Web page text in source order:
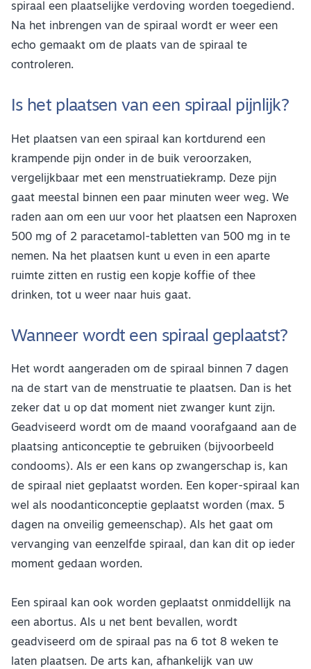
spiraal een plaatselijke verdoving worden toegediend.
Na het inbrengen van de spiraal wordt er weer een
echo gemaakt om de plaats van de spiraal te
controleren.
Is het plaatsen van een spiraal pijnlijk?
Het plaatsen van een spiraal kan kortdurend een
krampende pijn onder in de buik veroorzaken,
vergelijkbaar met een menstruatiekramp. Deze pijn
gaat meestal binnen een paar minuten weer weg. We
raden aan om een uur voor het plaatsen een Naproxen
500 mg of 2 paracetamol-tabletten van 500 mg in te
nemen. Na het plaatsen kunt u even in een aparte
ruimte zitten en rustig een kopje koffie of thee
drinken, tot u weer naar huis gaat.
Wanneer wordt een spiraal geplaatst?
Het wordt aangeraden om de spiraal binnen 7 dagen
na de start van de menstruatie te plaatsen. Dan is het
zeker dat u op dat moment niet zwanger kunt zijn.
Geadviseerd wordt om de maand voorafgaand aan de
plaatsing anticonceptie te gebruiken (bijvoorbeeld
condooms). Als er een kans op zwangerschap is, kan
de spiraal niet geplaatst worden. Een koper-spiraal kan
wel als noodanticonceptie geplaatst worden (max. 5
dagen na onveilig gemeenschap). Als het gaat om
vervanging van eenzelfde spiraal, dan kan dit op ieder
moment gedaan worden.
Een spiraal kan ook worden geplaatst onmiddellijk na
een abortus. Als u net bent bevallen, wordt
geadviseerd om de spiraal pas na 6 tot 8 weken te
laten plaatsen. De arts kan, afhankelijk van uw